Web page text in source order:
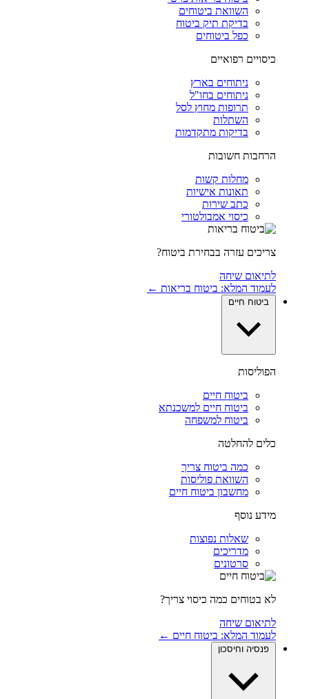
השוואת ביטוחים
בדיקת תיק ביטוח
כפל ביטוחים
כיסויים רפואיים
ניתוחים בארץ
ניתוחים בחו"ל
תרופות מחוץ לסל
השתלות
בדיקות מתקדמות
הרחבות חשובות
מחלות קשות
תאונות אישיות
כתב שירות
כיסוי אמבולטורי
צריכים עזרה בבחירת ביטוח?
לתיאום שיחה
לעמוד המלא: ביטוח בריאות ←
ביטוח חיים
הפוליסות
ביטוח חיים
ביטוח חיים למשכנתא
ביטוח למשפחה
כלים להחלטה
כמה ביטוח צריך
השוואת פוליסות
מחשבון ביטוח חיים
מידע נוסף
שאלות נפוצות
מדריכים
סרטונים
לא בטוחים כמה כיסוי צריך?
לתיאום שיחה
לעמוד המלא: ביטוח חיים ←
פנסיה וחיסכון